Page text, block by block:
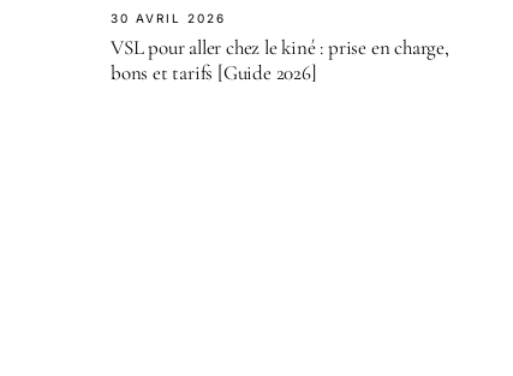
30 AVRIL 2026
VSL pour aller chez le kiné : prise en charge,
bons et tarifs [Guide 2026]